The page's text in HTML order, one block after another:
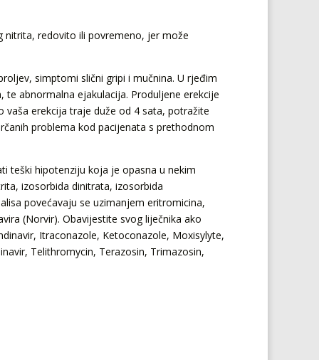
nitrita, redovito ili povremeno, jer može
simptomi slični gripi i mučnina. U rjeđim
abnormalna ejakulacija. Produljene erekcije
vaša erekcija traje duže od 4 sata, potražite
problema kod pacijenata s prethodnom
teški hipotenziju koja je opasna u nekim
izosorbida dinitrata, izosorbida
povećavaju se uzimanjem eritromicina,
(Norvir). Obavijestite svog liječnika ako
Itraconazole, Ketoconazole, Moxisylyte,
Telithromycin, Terazosin, Trimazosin,